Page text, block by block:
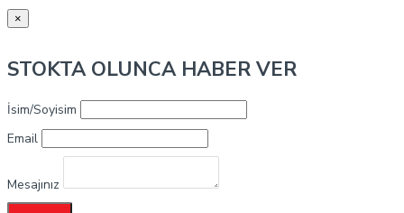
×
STOKTA OLUNCA HABER VER
İsim/Soyisim
Email
Mesajınız